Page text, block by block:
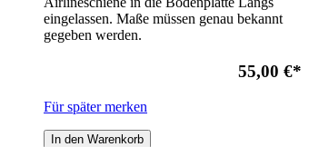
eingelassen. Maße müssen genau bekannt
gegeben werden.
55,00 €*
Für später merken
In den Warenkorb